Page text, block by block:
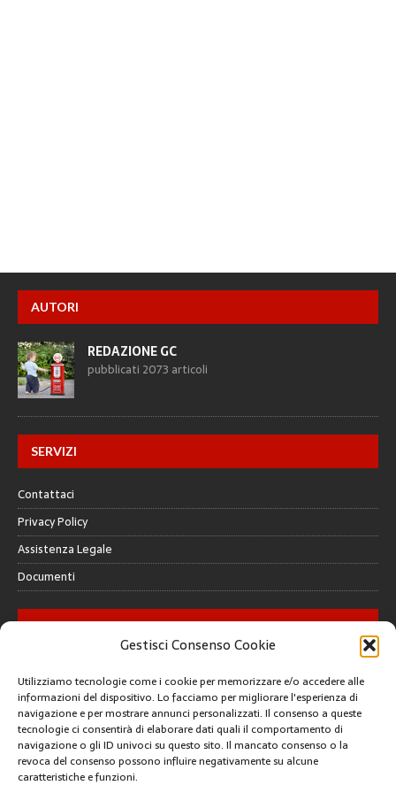
Gestisci Consenso Cookie
Utilizziamo tecnologie come i cookie per memorizzare e/o accedere alle
informazioni del dispositivo. Lo facciamo per migliorare l'esperienza di
navigazione e per mostrare annunci personalizzati. Il consenso a queste
tecnologie ci consentirà di elaborare dati quali il comportamento di
navigazione o gli ID univoci su questo sito. Il mancato consenso o la
revoca del consenso possono influire negativamente su alcune
caratteristiche e funzioni.
AUTORI
REDAZIONE GC
pubblicati 2073 articoli
SERVIZI
Contattaci
Privacy Policy
Assistenza Legale
Documenti
GALLERY
CREATIVE COMMONS
Questa opera è concessa in licenza con i termini